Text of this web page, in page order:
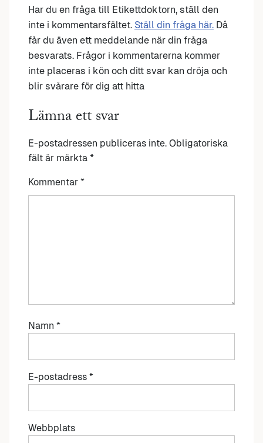
Har du en fråga till Etikettdoktorn, ställ den
inte i kommentarsfältet. Ställ din fråga här. Då
får du även ett meddelande när din fråga
besvarats. Frågor i kommentarerna kommer
inte placeras i kön och ditt svar kan dröja och
blir svårare för dig att hitta
Lämna ett svar
E-postadressen publiceras inte. Obligatoriska
fält är märkta *
Kommentar *
Namn *
E-postadress *
Webbplats